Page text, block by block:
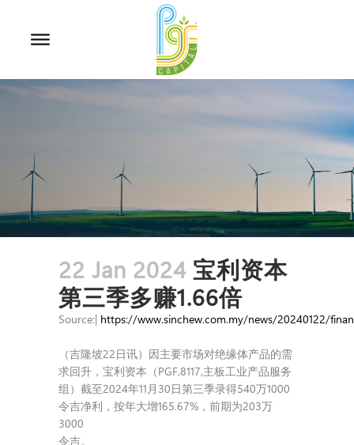
22 Jan 2024 宝利资本
第三季多赚1.66倍
Source:| https://www.sinchew.com.my/news/20240122/
（吉隆坡22日讯）因主要市场对绝缘体产品的需
求回升，宝利资本（PGF,8117,主板工业产品服务
组）截至2024年11月30日第三季录得540万1000
令吉净利，按年大增165.67%，前期为203万
3000
令吉。